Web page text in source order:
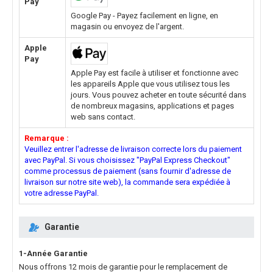
Google Pay - Payez facilement en ligne, en
magasin ou envoyez de l'argent.
Apple
Pay
Apple Pay est facile à utiliser et fonctionne avec
les appareils Apple que vous utilisez tous les
jours. Vous pouvez acheter en toute sécurité dans
de nombreux magasins, applications et pages
web sans contact.
Remarque :
Veuillez entrer l'adresse de livraison correcte lors du paiement
avec PayPal. Si vous choisissez "PayPal Express Checkout"
comme processus de paiement (sans fournir d'adresse de
livraison sur notre site web), la commande sera expédiée à
votre adresse PayPal.
Garantie
1-Année Garantie
Nous offrons 12 mois de garantie pour le remplacement de